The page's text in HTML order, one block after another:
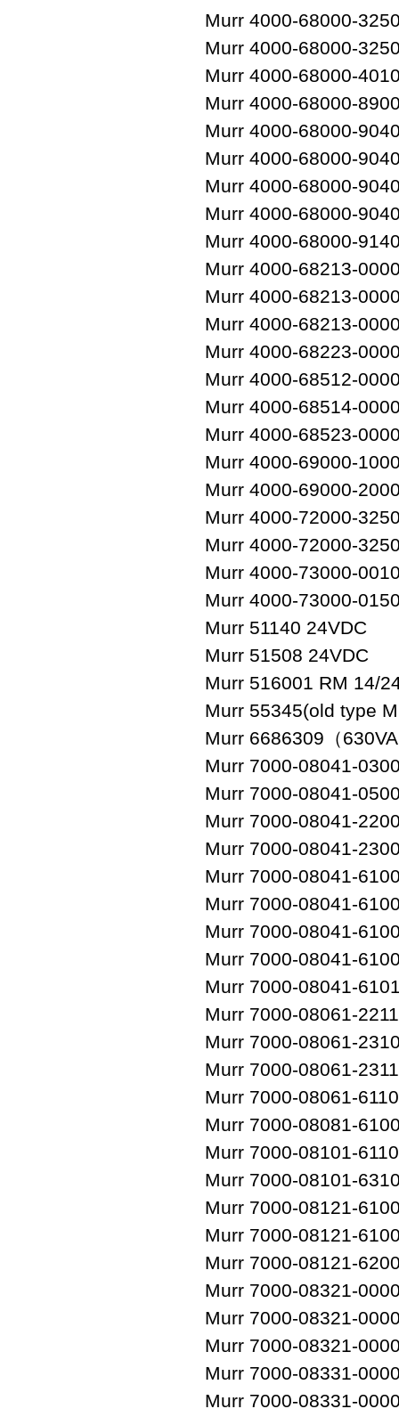
Murr 4000-68000-
Murr 4000-68000-
Murr 4000-68000-
Murr 4000-68000-
Murr 4000-68000-
Murr 4000-68000-
Murr 4000-68000-
Murr 4000-68000-
Murr 4000-68000-
Murr 4000-68213-
Murr 4000-68213-
Murr 4000-68213-
Murr 4000-68223-
Murr 4000-68512-
Murr 4000-68514-
Murr 4000-68523-
Murr 4000-69000-
Murr 4000-69000-
Murr 4000-72000-
Murr 4000-72000-
Murr 4000-73000-
Murr 4000-73000-
Murr 51140 24VDC
Murr 51508 24VDC
Murr 516001 RM 14/
Murr 55345(old type
Murr 6686309（
Murr 7000-08041-
Murr 7000-08041-
Murr 7000-08041-
Murr 7000-08041-
Murr 7000-08041-
Murr 7000-08041-
Murr 7000-08041-
Murr 7000-08041-
Murr 7000-08041-
Murr 7000-08061-
Murr 7000-08061-
Murr 7000-08061-
Murr 7000-08061-
Murr 7000-08081-
Murr 7000-08101-
Murr 7000-08101-
Murr 7000-08121-
Murr 7000-08121-
Murr 7000-08121-
Murr 7000-08321-
Murr 7000-08321-
Murr 7000-08321-
Murr 7000-08331-
Murr 7000-08331-